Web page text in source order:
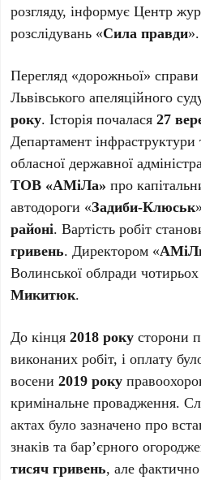
розгляду, інформує Центр
розслідувань «Сила правди».
Перегляд «дорожньої»
Львівського апеляційного
року. Історія почалася27
Департамент
обласної державної
ТОВ «АМіЛа» про
автодороги «Задиби-Клюськ
районі. Вартість робіт
гривень. Директором «
Волинської облради
Микитюк.
До кінця2018 року сторони
виконаних робіт, і оплату
восени2019 року
кримінальне провадження.
актах було зазначено про
знаків та бар’єрного
тисяч гривень, але фактично